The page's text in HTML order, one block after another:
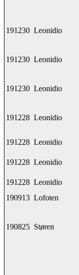
191230 Leonidio
191230 Leonidio
191230 Leonidio
191228 Leonidio
191228 Leonidio
191228 Leonidio
191228 Leonidio
190913 Lofoten
190825 Støren